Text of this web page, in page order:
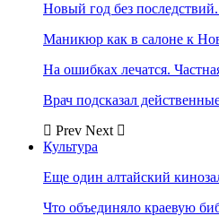
Новый год без
Маникюр как в салоне к
На ошибках лечатся.
Врач подсказал
Prev Next
Культура
Еще один алтайский
Что объединяло краевую